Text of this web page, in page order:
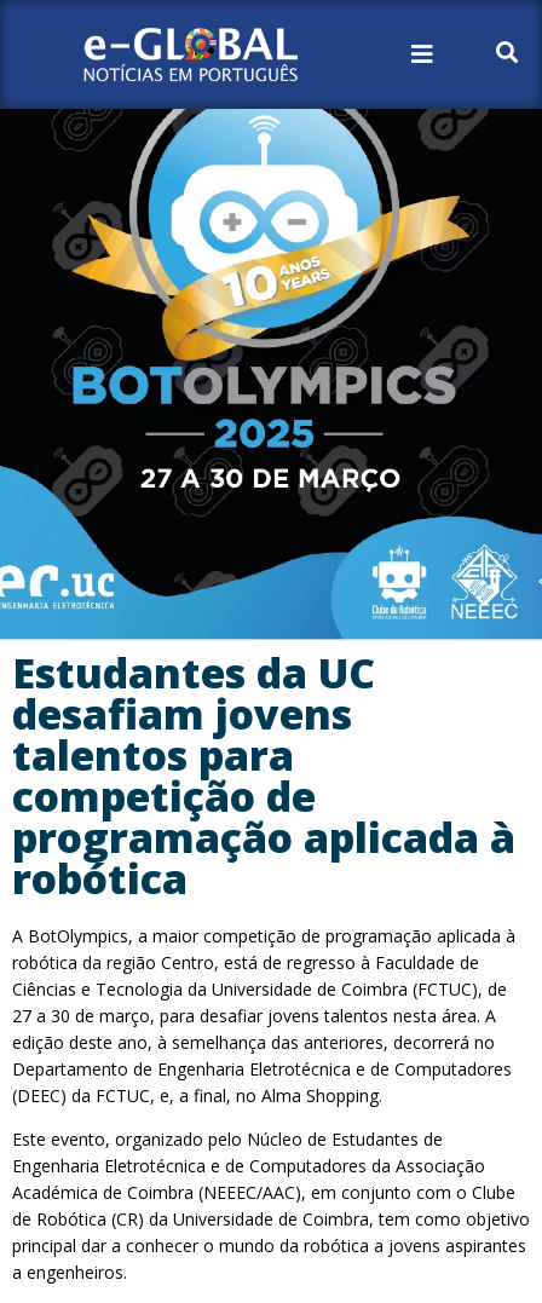
Estudantes da UC
desafiam jovens
talentos para
competição de
programação aplicada à
robótica
A BotOlympics, a maior competição de programação aplicada à
robótica da região Centro, está de regresso à Faculdade de
Ciências e Tecnologia da Universidade de Coimbra (FCTUC), de
27 a 30 de março, para desafiar jovens talentos nesta área. A
edição deste ano, à semelhança das anteriores, decorrerá no
Departamento de Engenharia Eletrotécnica e de Computadores
(DEEC) da FCTUC, e, a final, no Alma Shopping.
Este evento, organizado pelo Núcleo de Estudantes de
Engenharia Eletrotécnica e de Computadores da Associação
Académica de Coimbra (NEEEC/AAC), em conjunto com o Clube
de Robótica (CR) da Universidade de Coimbra, tem como objetivo
principal dar a conhecer o mundo da robótica a jovens aspirantes
a engenheiros.